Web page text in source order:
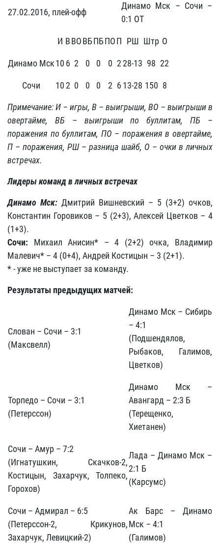
27.02.2016, плей-офф
Динамо Мск – Сочи –
0:1 ОТ
И ВВОВБПБПОП РШ Штр О
Динамо Мск10 6 2 0 0 0 2 28-13 98 22
Сочи 10 2 0 0 0 2 6 13-28 150 8
Примечание: И – игры, В – выигрыши, ВО – выигрыши в
овертайме, ВБ – выигрыши по буллитам, ПБ –
поражения по буллитам, ПО – поражения в овертайме,
П – поражения, РШ – разница шайб, О – очки в личных
встречах.
Лидеры команд в личных встречах
Динамо Мск: Дмитрий Вишневский – 5 (3+2) очков,
Константин Горовиков – 5 (2+3), Алексей Цветков – 4
(1+3).
Сочи: Михаил Анисин* – 4 (2+2) очка, Владимир
Малевич* – 4 (0+4), Андрей Костицын – 3 (2+1).
* - уже не выступает за команду.
Результаты предыдущих матчей:
Слован – Сочи – 3:1
(Максвелл)
Динамо Мск – Сибирь
– 4:1
(Подшендялов,
Рыбаков, Галимов,
Цветков)
Торпедо – Сочи – 3:1
(Петерссон)
Динамо Мск –
Авангард – 2:3 Б
(Терещенко,
Хиетанен)
Сочи – Амур – 7:2
(Игнатушкин, Скачков-2,
Костицын, Захарчук, Толпеко,
Горохов)
Лада – Динамо Мск –
2:1 Б
(Карсумс)
Сочи – Адмирал – 6:5
(Петерссон-2, Крикунов,
Захарчук, Левицкий-2)
Ак Барс – Динамо
Мск – 4:1
(Галимов)